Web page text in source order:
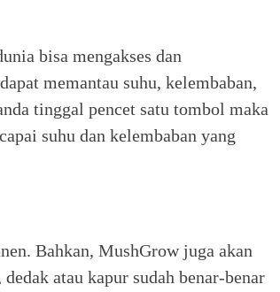
bisa mengakses dan
memantau suhu, kelembaban,
tinggal pencet satu tombol maka
suhu dan kelembaban yang
Bahkan, MushGrow juga akan
atau kapur sudah benar-benar